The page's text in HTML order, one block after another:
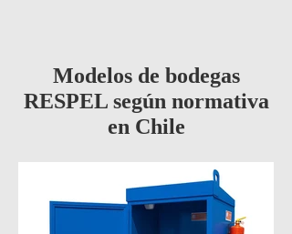
Modelos de bodegas
RESPEL según normativa
en Chile